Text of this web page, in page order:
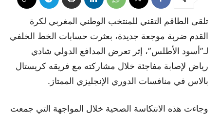
تلقى الطاقم التقني للمنتخب الوطني المغربي لكرة
القدم ضربة موجعة جديدة، بعثرت حسابات الخط الخلفي
لـ”أسود الأطلس”، إثر تعرض المدافع الدولي شادي
رياض لإصابة مفاجئة خلال مشاركته مع فريقه كريستال
بالاس في منافسات الدوري الإنجليزي الممتاز.
وجاءت هذه الانتكاسة الصحية خلال المواجهة التي جمعت